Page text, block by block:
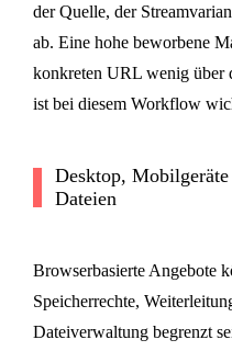
der Quelle, der
ab. Eine hohe beworbene
konkreten URL wenig über
ist bei diesem Workflow
Desktop,
Dateien
Browserbasierte Angebote
Speicherrechte,
Dateiverwaltung begrenzt